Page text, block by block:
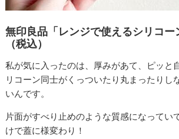
無印良品「レンジで使えるシリコ
（税込）
私が気に入ったのは、厚みがあて、ピッと
リコーン同士がくっついたり丸まったりし
いんです。
片面がすべり止めのような質感になってい
けで蓋に様変わり！